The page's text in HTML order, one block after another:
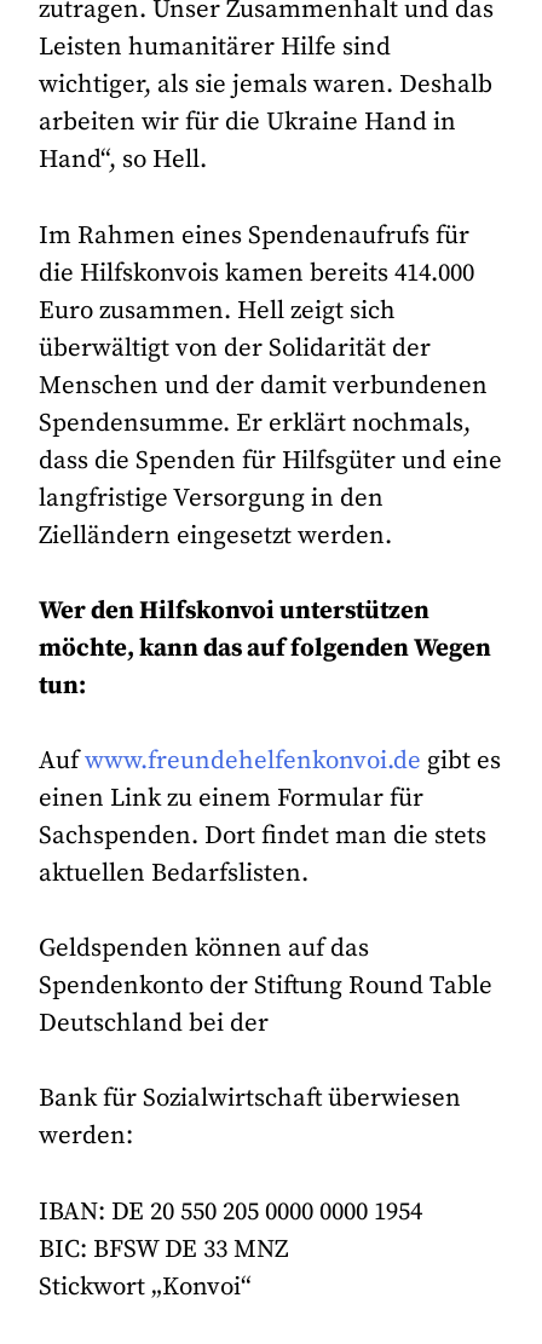
zutragen. Unser Zusammenhalt und das
Leisten humanitärer Hilfe sind
wichtiger, als sie jemals waren. Deshalb
arbeiten wir für die Ukraine Hand in
Hand“, so Hell.
Im Rahmen eines Spendenaufrufs für
die Hilfskonvois kamen bereits 414.000
Euro zusammen. Hell zeigt sich
überwältigt von der Solidarität der
Menschen und der damit verbundenen
Spendensumme. Er erklärt nochmals,
dass die Spenden für Hilfsgüter und eine
langfristige Versorgung in den
Zielländern eingesetzt werden.
Wer den Hilfskonvoi unterstützen
möchte, kann das auf folgenden Wegen
tun:
Aufwww.freundehelfenkonvoi.de gibt es
einen Link zu einem Formular für
Sachspenden. Dort findet man die stets
aktuellen Bedarfslisten.
Geldspenden können auf das
Spendenkonto der Stiftung Round Table
Deutschland bei der
Bank für Sozialwirtschaft überwiesen
werden:
IBAN: DE 20 550 205 0000 0000 1954
BIC: BFSW DE 33 MNZ
Stickwort „Konvoi“